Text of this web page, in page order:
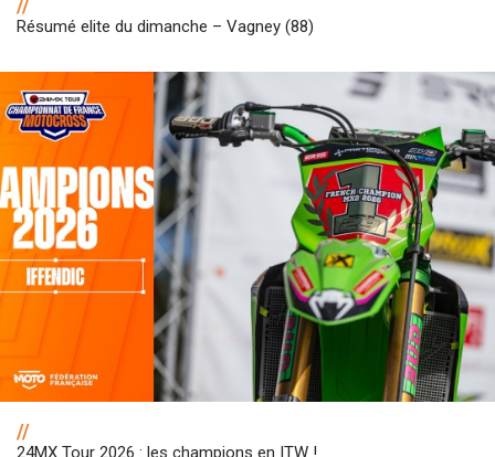
//
Résumé elite du dimanche – Vagney (88)
//
24MX Tour 2026 : les champions en ITW !